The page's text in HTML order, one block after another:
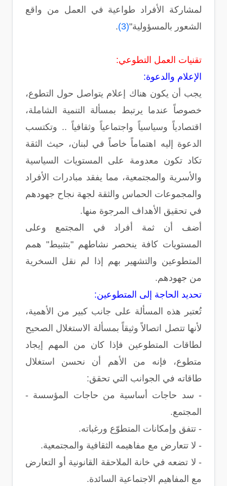
لمشاركة الأفراد طواعية في العمل من واقع
الشعور بالمسؤولية"(3)
.
تقنيات العمل التطوعي:
الإعلام والدعوة:
يجب أن يكون هناك إعلام يتواصل حول التطوع،
خصوصاً عندما يرتبط بمسألة التنمية الشاملة،
اقتصادياً وسياسياً واجتماعياً وثقافياً .. وتكتسب
الدعوة إليه اهتماماً خاصاً في لبنان، حيث الثقة
تكاد تكون معدومة على المستويات السياسية
والأسرية والمجتمعية، مما يفقد مبادرات الأفراد
والمجموعات الحماس والثقة لجهة نجاح جهودهم
في تحقيق الأهداف المرجوة منها.
أضف أن ثمة أفراد في المجتمع وعلى
المستويات كافة ينحصر نشاطهم "بتثبيط" همم
المتطوعين والتشهير بهم إذا لم نقل السخرية
من جهودهم.
تحديد الحاجة إلى المتطوعين:
تُعتبر هذه المسألة على جانب كبير من الأهمية،
لأنها تتصل اتصالاً وثيقاً بمسألة الاستغلال الصحيح
لطاقات المتطوعين فإذا كان من المهم إيجاد
متطوع، فإنه من الأهم أن نحسن استغلال
طاقاته في الجوانب التي تحقق:
- سد حاجات أساسية من حاجات المؤسسة -
المجتمع.
- تتفق وإمكانات المتطوّع ورغباته.
- لا تتعارض مع مفاهيمه الثقافية والمجتمعية.
- لا تضعه في خانة الملاحقة القانونية أو التعارض
مع المفاهيم الاجتماعية السائدة.